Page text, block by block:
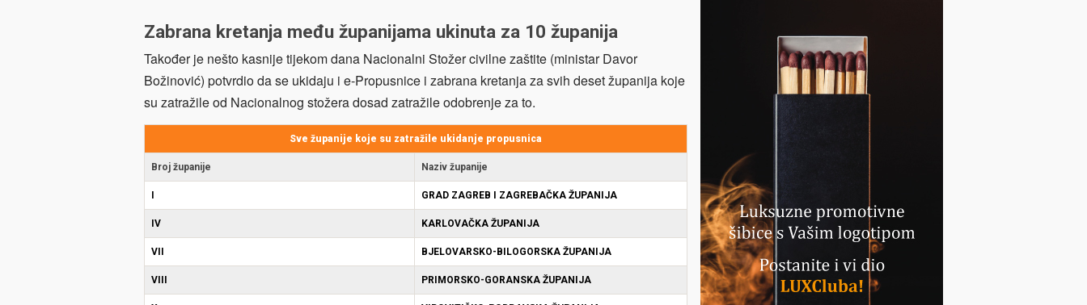
Zabrana kretanja među županijama ukinuta za 10 županija
Također je nešto kasnije tijekom dana Nacionalni Stožer civilne zaštite (ministar Davor
Božinović) potvrdio da se ukidaju i e-Propusnice i zabrana kretanja za svih deset županija koje
su zatražile od Nacionalnog stožera dosad zatražile odobrenje za to.
Sve županije koje su zatražile ukidanje propusnica
Broj županije Naziv županije
I GRAD ZAGREB I ZAGREBAČKA ŽUPANIJA
IV KARLOVAČKA ŽUPANIJA
VII BJELOVARSKO-BILOGORSKA ŽUPANIJA
VIII PRIMORSKO-GORANSKA ŽUPANIJA